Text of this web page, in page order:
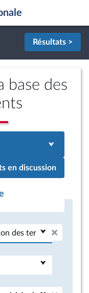
Résultats >
base des
en discussion